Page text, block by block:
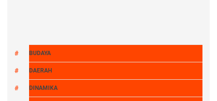
BUDAYA
DAERAH
DINAMIKA